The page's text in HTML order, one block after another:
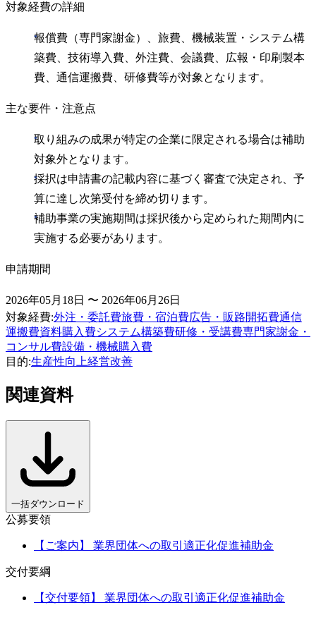
対象経費の詳細
報償費（専門家謝金）、旅費、機械装置・システム構
築費、技術導入費、外注費、会議費、広報・印刷製本
費、通信運搬費、研修費等が対象となります。
主な要件・注意点
取り組みの成果が特定の企業に限定される場合は補助
対象外となります。
採択は申請書の記載内容に基づく審査で決定され、予
算に達し次第受付を締め切ります。
補助事業の実施期間は採択後から定められた期間内に
実施する必要があります。
申請期間
2026年05月18日 〜 2026年06月26日
対象経費:外注・委託費旅費・宿泊費広告・販路開拓費通信
運搬費資料購入費システム構築費研修・受講費専門家謝金・
コンサル費設備・機械購入費
目的:生産性向上経営改善
関連資料
一括ダウンロード
公募要領
【ご案内】 業界団体への取引適正化促進補助金
交付要綱
【交付要領】 業界団体への取引適正化促進補助金